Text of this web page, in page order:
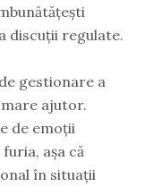
discuții regulate.
gestionare a
ajutor.
de emoții
așa că
în situații